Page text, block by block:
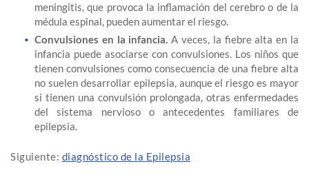
meningitis, que provoca la inflamación del cerebro o de la
médula espinal, pueden aumentar el riesgo.
Convulsiones en la infancia.A veces, la fiebre alta en la
infancia puede asociarse con convulsiones. Los niños que
tienen convulsiones como consecuencia de una fiebre alta
no suelen desarrollar epilepsia, aunque el riesgo es mayor
si tienen una convulsión prolongada, otras enfermedades
del sistema nervioso o antecedentes familiares de
epilepsia.
Siguiente: diagnóstico de la Epilepsia